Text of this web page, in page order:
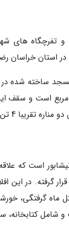
تفرچگاه های
در استان
ساخته شده
مقاوم است. وسعت این
است که
ماه گرفتگی،
شامل کتابخانه،